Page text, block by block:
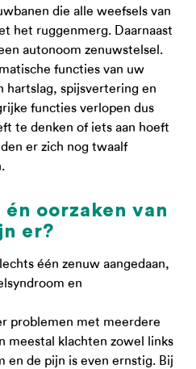
die alle weefsels van
het ruggenmerg. Daarnaast
autonoom zenuwstelsel.
functies van uw
hartslag, spijsvertering en
functies verlopen dus
te denken of iets aan hoeft
er zich nog twaalf
oorzaken van
er?
één zenuw aangedaan,
en
problemen met meerdere
meestal klachten zowel links
en de pijn is even ernstig. Bij